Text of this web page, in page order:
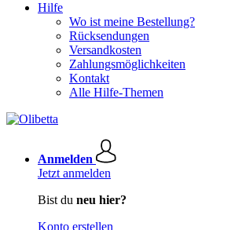
Hilfe
Wo ist meine Bestellung?
Rücksendungen
Versandkosten
Zahlungsmöglichkeiten
Kontakt
Alle Hilfe-Themen
Anmelden
Jetzt anmelden
Bist du neu hier?
Konto erstellen